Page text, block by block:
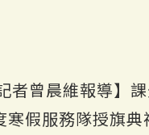
者曾晨維報導】
假服務隊授旗